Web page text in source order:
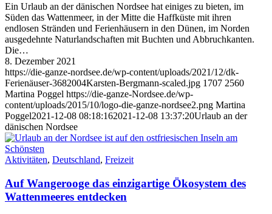
Ein Urlaub an der dänischen Nordsee hat einiges zu bieten, im
Süden das Wattenmeer, in der Mitte die Haffküste mit ihren
endlosen Stränden und Ferienhäusern in den Dünen, im Norden
ausgedehnte Naturlandschaften mit Buchten und Abbruchkanten.
Die…
8. Dezember 2021
https://die-ganze-nordsee.de/wp-content/uploads/2021/12/dk-
Ferienäuser-3682004Karsten-Bergmann-scaled.jpg 1707 2560
Martina Poggel https://die-ganze-Nordsee.de/wp-
content/uploads/2015/10/logo-die-ganze-nordsee2.png Martina
Poggel2021-12-08 08:18:162021-12-08 13:37:20Urlaub an der
dänischen Nordsee
Aktivitäten, Deutschland, Freizeit
Auf Wangerooge das einzigartige Ökosystem des
Wattenmeeres entdecken